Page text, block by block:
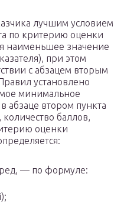
лучшим условием
по критерию оценки
наименьшее значение
при этом
с абзацем вторым
установлено
минимальное
абзаце втором пункта
баллов,
оценки
— по формуле: